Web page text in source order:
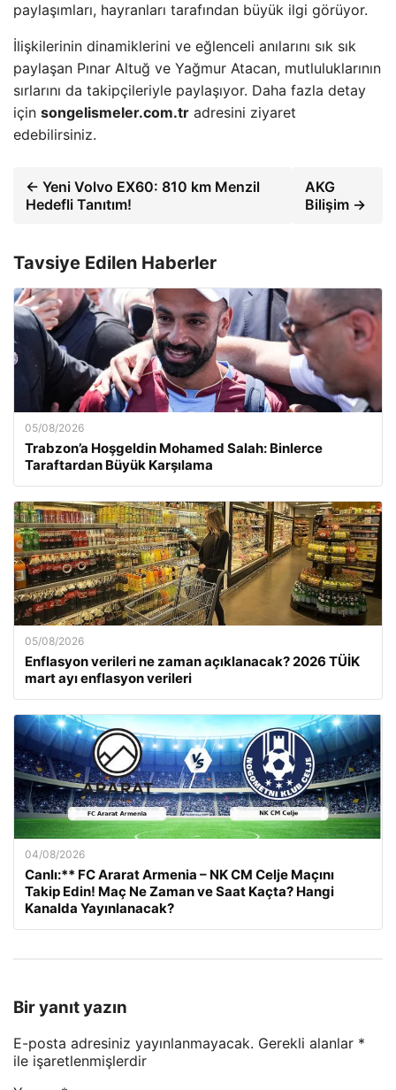
paylaşımları, hayranları tarafından büyük ilgi görüyor.
İlişkilerinin dinamiklerini ve eğlenceli anılarını sık sık
paylaşan Pınar Altuğ ve Yağmur Atacan, mutluluklarının
sırlarını da takipçileriyle paylaşıyor. Daha fazla detay
için songelismeler.com.tr adresini ziyaret
edebilirsiniz.
← Yeni Volvo EX60: 810 km Menzil
Hedefli Tanıtım!
AKG
Bilişim →
Tavsiye Edilen Haberler
05/08/2026
Trabzon’a Hoşgeldin Mohamed Salah: Binlerce
Taraftardan Büyük Karşılama
05/08/2026
Enflasyon verileri ne zaman açıklanacak? 2026 TÜİK
mart ayı enflasyon verileri
04/08/2026
Canlı:** FC Ararat Armenia – NK CM Celje Maçını
Takip Edin! Maç Ne Zaman ve Saat Kaçta? Hangi
Kanalda Yayınlanacak?
Bir yanıt yazın
E-posta adresiniz yayınlanmayacak. Gerekli alanlar *
ile işaretlenmişlerdir